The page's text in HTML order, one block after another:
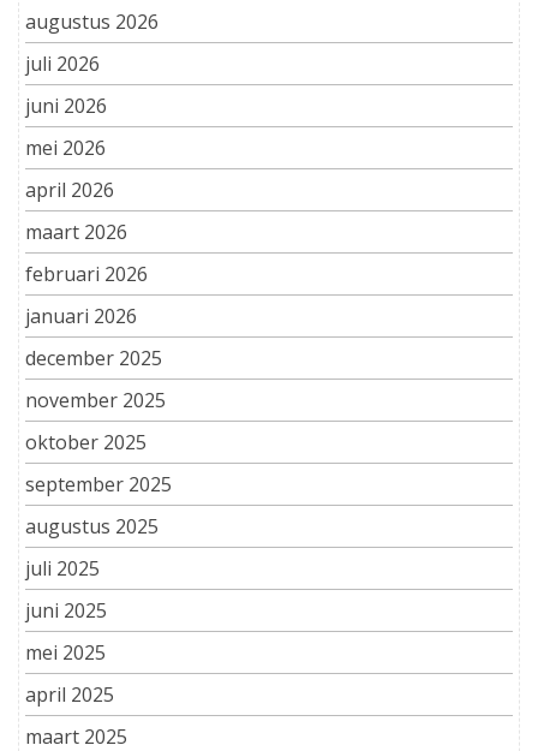
augustus 2026
juli 2026
juni 2026
mei 2026
april 2026
maart 2026
februari 2026
januari 2026
december 2025
november 2025
oktober 2025
september 2025
augustus 2025
juli 2025
juni 2025
mei 2025
april 2025
maart 2025